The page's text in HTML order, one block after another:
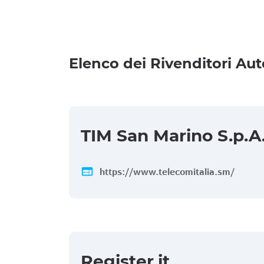
Elenco dei Rivenditori
TIM San Marino
web https://www.telecomitalia.sm/